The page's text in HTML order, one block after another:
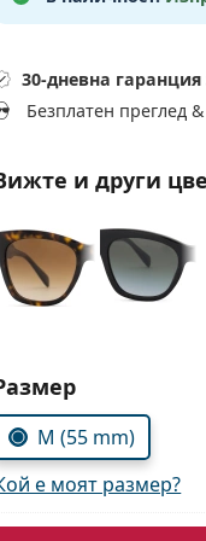
30-дневна
Безплатен преглед &
и други
M (55 mm)
е моят размер?